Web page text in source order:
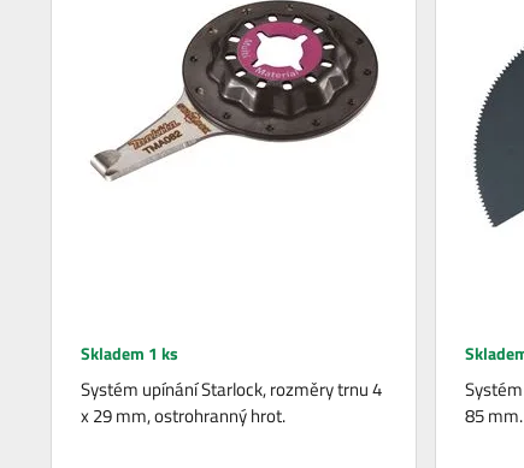
Skladem 1 ks
Systém upínání Starlock, rozměry trnu 4
x 29 mm, ostrohranný hrot.
85 mm.